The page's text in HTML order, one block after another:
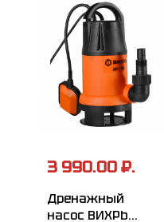
3 990.00 ₽.
Дренажный
насос ВИХРЬ